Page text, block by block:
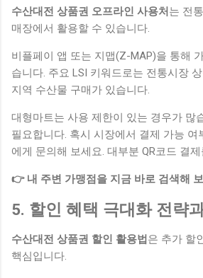
수산대전 상품권 오프라인 사용처 는 전
매장에서 활용할 수 있습니다.
비플페이 앱 또는 지맵(Z-MAP)을 통해
습니다. 주요 LSI 키워드로는 전통시장
지역 수산물 구매가 있습니다.
대형마트는 사용 제한이 있는 경우가 많
필요합니다. 혹시 시장에서 결제 가능 여
에게 문의해 보세요. 대부분 QR코드 결
👉 내 주변 가맹점을 지금 바로 검색해
5. 할인 혜택 극대화 전략
수산대전 상품권 할인 활용법 은 추가 할
핵심입니다.